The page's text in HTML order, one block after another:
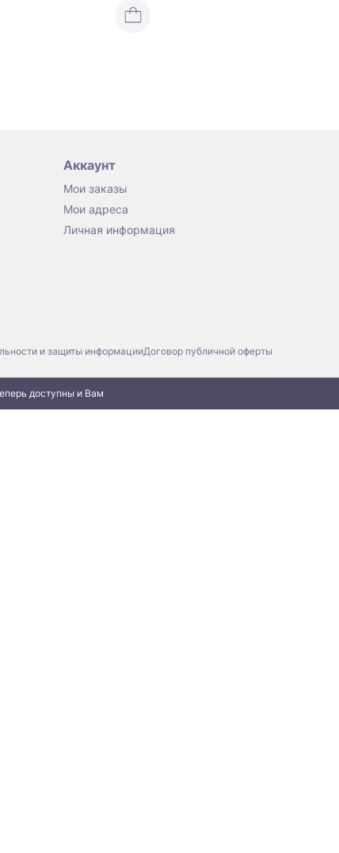
Аккаунт
Мои заказы
Мои адреса
Личная информация
и защиты информацииДоговор публичной оферты
доступны и Вам